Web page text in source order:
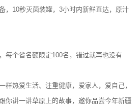
，10秒灭菌装罐，3小时内新鲜直达，原汁
每个省名额限定100名，错过就再也没有
样热爱生活、注重健康，爱家人，爱自己，
你讲一讲草原上的故事，邀你品尝今年新疆